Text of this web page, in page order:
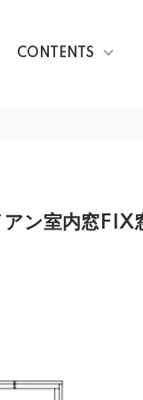
CONTENTS
アン室内窓FIX